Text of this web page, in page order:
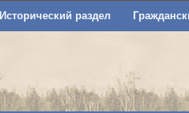
Исторический раздел